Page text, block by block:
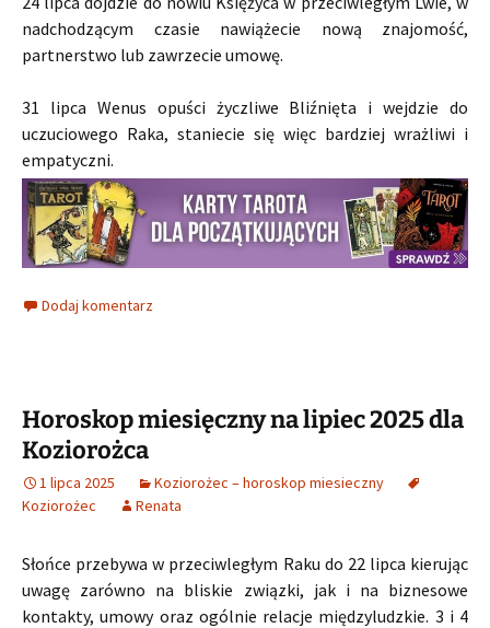
nadchodzącym czasie nawiążecie nową znajomość,
partnerstwo lub zawrzecie umowę.
31 lipca Wenus opuści życzliwe Bliźnięta i wejdzie do
uczuciowego Raka, staniecie się więc bardziej wrażliwi i
empatyczni.
Dodaj komentarz
Horoskop miesięczny na lipiec 2025 dla
Koziorożca
1 lipca 2025
Koziorożec – horoskop miesieczny
Koziorożec
Renata
Słońce przebywa w przeciwległym Raku do 22 lipca kierując
uwagę zarówno na bliskie związki, jak i na biznesowe
kontakty, umowy oraz ogólnie relacje międzyludzkie. 3 i 4